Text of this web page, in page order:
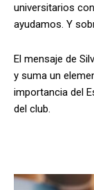
universitarios
ayudamos. Y
El mensaje de
y suma un
importancia del
del club.